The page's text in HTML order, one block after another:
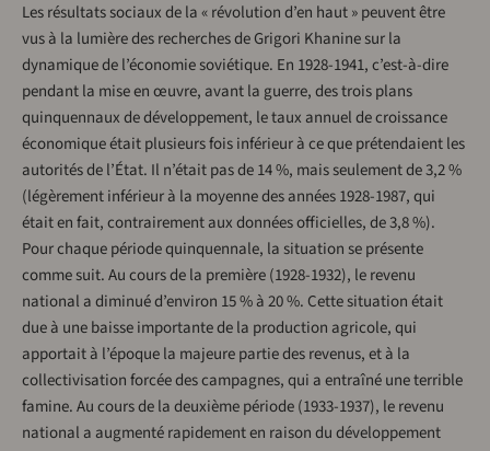
Les résultats sociaux de la « révolution d’en haut » peuvent être
vus à la lumière des recherches de Grigori Khanine sur la
dynamique de l’économie soviétique. En 1928-1941, c’est-à-dire
pendant la mise en œuvre, avant la guerre, des trois plans
quinquennaux de développement, le taux annuel de croissance
économique était plusieurs fois inférieur à ce que prétendaient les
autorités de l’État. Il n’était pas de 14 %, mais seulement de 3,2 %
(légèrement inférieur à la moyenne des années 1928-1987, qui
était en fait, contrairement aux données officielles, de 3,8 %).
Pour chaque période quinquennale, la situation se présente
comme suit. Au cours de la première (1928-1932), le revenu
national a diminué d’environ 15 % à 20 %. Cette situation était
due à une baisse importante de la production agricole, qui
apportait à l’époque la majeure partie des revenus, et à la
collectivisation forcée des campagnes, qui a entraîné une terrible
famine. Au cours de la deuxième période (1933-1937), le revenu
national a augmenté rapidement en raison du développement